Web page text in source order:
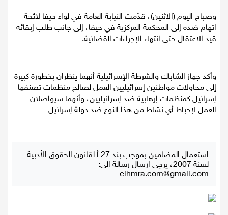
ستوديو انتخابات 2022
وصباح اليوم (الاثنين)، قدّمت النيابة العامة في لواء حيفا لائحة
اتهام ضده إلى المحكمة المركزية في حيفا، إلى جانب طلب إبقائه
وأكد جهاز الشاباك والشرطة الإسرائيلية أنهما ينظران بخطورة كبيرة
إلى محاولات مواطنين إسرائيليين العمل لصالح منظمات تصنفها
إسرائيل كمنظمات إرهابية ضد إسرائيليين، وأنهما سيواصلان
استعمال المضامين بموجب بند 27 أ لقانون الحقوق الأدبية
لسنة 2007، يرجى ارسال رسالة الى: